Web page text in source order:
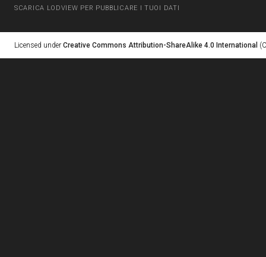
SCARICA LODVIEW PER PUBBLICARE I TUOI DATI
Licensed under Creative Commons Attribution-ShareAlike 4.0 International